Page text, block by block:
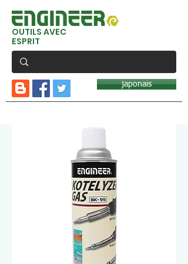
OUTILS AVEC
ESPRIT
japonais